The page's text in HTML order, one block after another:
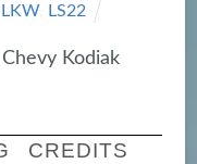
LKW, LS22
Kodiak
CREDITS